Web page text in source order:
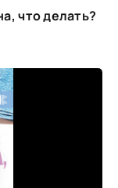
что делать?